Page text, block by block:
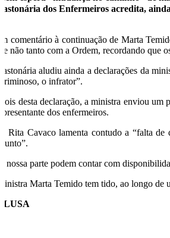
dos Enfermeiros acredita,
comentário à continuação de Marta
e não tanto com a Ordem, recordando que
aludiu ainda a declarações da
o infrator”.
desta declaração, a ministra enviou um
dos enfermeiros.
Rita Cavaco lamenta contudo a “falta de
nossa parte podem contar com
Marta Temido tem tido, ao longo de
LUSA